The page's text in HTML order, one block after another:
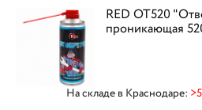
RED OT520
проникающая
На складе в Краснодаре: